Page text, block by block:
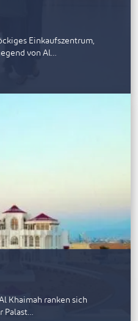
Einkaufszentrum,
von Al…
Khaimah ranken sich
Palast…